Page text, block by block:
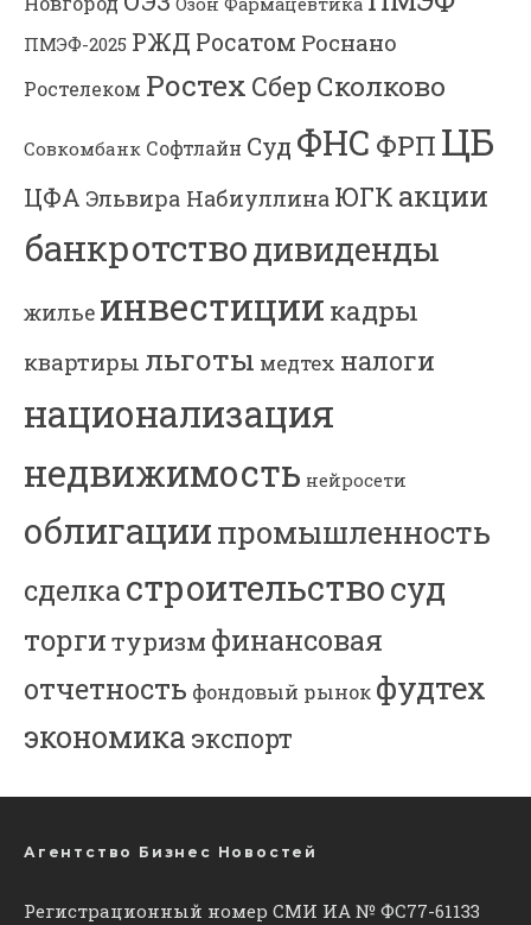
ПМЭФ-2025 РЖД Росатом Роснано
Ростелеком Ростех Сбер Сколково
Совкомбанк Софтлайн Суд ФНС ФРП ЦБ
ЦФА Эльвира Набиуллина ЮГК акции
банкротстводивиденды
жилье инвестиции кадры
квартиры льготы медтех налоги
национализация
недвижимость нейросети
облигациипромышленность
сделкастроительствосуд
торгитуризм финансовая
отчетность фондовый рынок фудтех
экономика экспорт
Агентство Бизнес Новостей
Регистрационный номер СМИ ИА № ФС77-61133